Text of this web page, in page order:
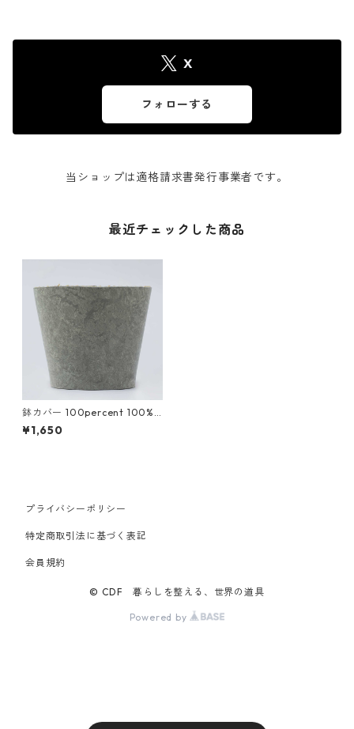
X
フォローする
当ショップは適格請求書発行事業者です。
最近チェックした商品
鉢カバー 100percent 100%
EARTH POT - Linoleum - S 1
00パーセント アースポット
¥1,650
プライバシーポリシー
特定商取引法に基づく表記
会員規約
© CDF 暮らしを整える、世界の道具
Powered by